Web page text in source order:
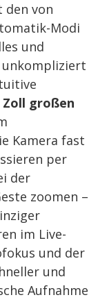
den von
Modi
und
unkompliziert
Zoll großen
Kamera fast
per
der
zoomen –
im Live-
und der
und
Aufnahme